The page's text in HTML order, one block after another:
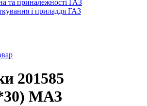
та приналежності ГАЗ
і приладдя ГАЗ
201585
МАЗ